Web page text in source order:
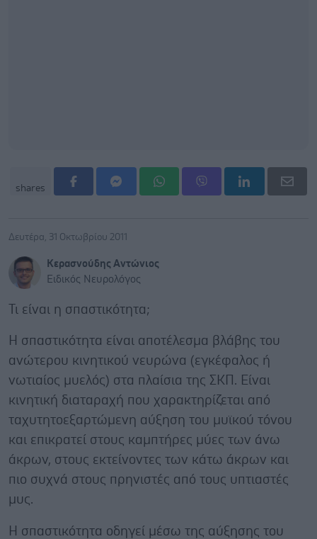
shares
Δευτέρα, 31 Οκτωβρίου 2011
Κερασνούδης Αντώνιος
Ειδικός Νευρολόγος
Τι είναι η σπαστικότητα;
Η σπαστικότητα είναι αποτέλεσμα βλάβης του
ανώτερου κινητικού νευρώνα (εγκέφαλος ή
νωτιαίος μυελός) στα πλαίσια της ΣΚΠ. Eίναι
κινητική διαταραχή που χαρακτηρίζεται από
ταχυτητοεξαρτώμενη αύξηση του μυϊκού τόνου
και επικρατεί στους καμπτήρες μύες των άνω
άκρων, στους εκτείνοντες των κάτω άκρων και
πιο συχνά στους πρηνιστές από τους υπτιαστές
μυς.
Η σπαστικότητα οδηγεί μέσω της αύξησης του